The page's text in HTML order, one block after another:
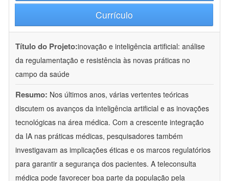
Currículo
Título do Projeto:inovação e inteligência artificial: análise
da regulamentação e resistência às novas práticas no
campo da saúde
Resumo: Nos últimos anos, várias vertentes teóricas
discutem os avanços da inteligência artificial e as inovações
tecnológicas na área médica. Com a crescente integração
da IA nas práticas médicas, pesquisadores também
investigavam as implicações éticas e os marcos regulatórios
para garantir a segurança dos pacientes. A teleconsulta
médica pode favorecer boa parte da população pela